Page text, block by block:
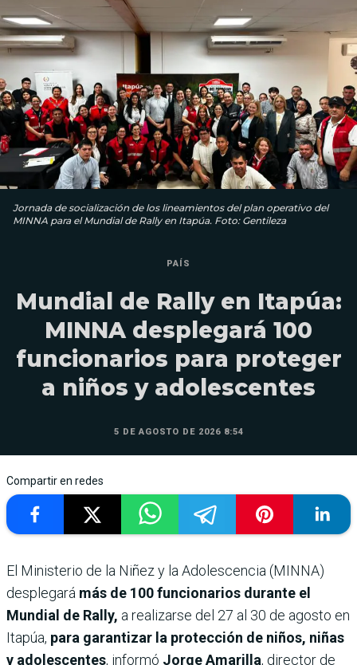
Jornada de socialización de los lineamientos del plan operativo del
MINNA para el Mundial de Rally en Itapúa. Foto: Gentileza
PAÍS
Mundial de Rally en Itapúa:
MINNA desplegará 100
funcionarios para proteger
a niños y adolescentes
5 DE AGOSTO DE 2026 8:54
Compartir en redes
El Ministerio de la Niñez y la Adolescencia (MINNA)
desplegará más de 100 funcionarios durante el
Mundial de Rally, a realizarse del 27 al 30 de agosto en
Itapúa, para garantizar la protección de niños, niñas
y adolescentes, informó Jorge Amarilla, director de